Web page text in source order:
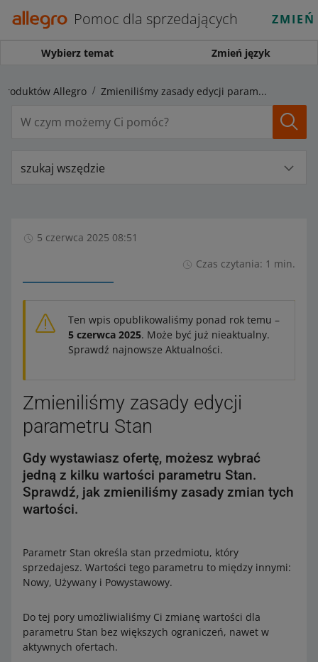
Pomoc dla sprzedających
Wybierz temat Zmień język
Allegro Zmieniliśmy zasady edycji parametru Stan
szukaj wszędzie
5 czerwca 2025 08:51
Czas czytania: 1 min.
Ten wpis opublikowaliśmy ponad rok temu –
5 czerwca 2025. Może być już nieaktualny.
Sprawdź najnowsze Aktualności.
Zmieniliśmy zasady edycji
parametru Stan
Gdy wystawiasz ofertę, możesz wybrać
jedną z kilku wartości parametru Stan.
Sprawdź, jak zmieniliśmy zasady zmian tych
wartości.
Parametr Stan określa stan przedmiotu, który
sprzedajesz. Wartości tego parametru to między innymi:
Nowy, Używany i Powystawowy.
Do tej pory umożliwialiśmy Ci zmianę wartości dla
parametru Stan bez większych ograniczeń, nawet w
aktywnych ofertach.